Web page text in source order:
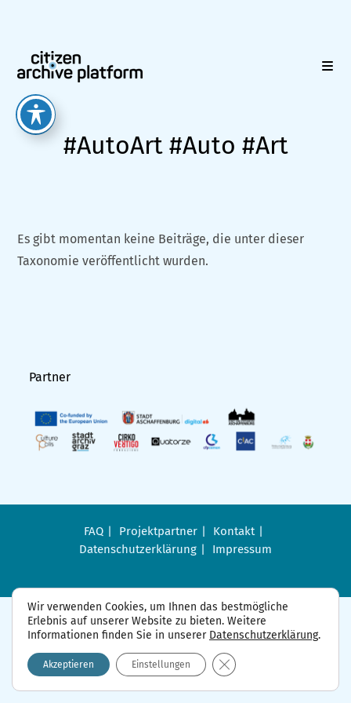
springen
#AutoArt #Auto #Art
Es gibt momentan keine Beiträge, die unter dieser
Taxonomie veröffentlicht wurden.
Partner
FAQ Projektpartner
Kontakt
Datenschutzerklärung
Impressum
Wir verwenden Cookies, um Ihnen das bestmögliche
Erlebnis auf unserer Website zu bieten. Weitere
Informationen finden Sie in unserer Datenschutzerklärung.
Akzeptieren Einstellungen GDPR Cookie-Banner